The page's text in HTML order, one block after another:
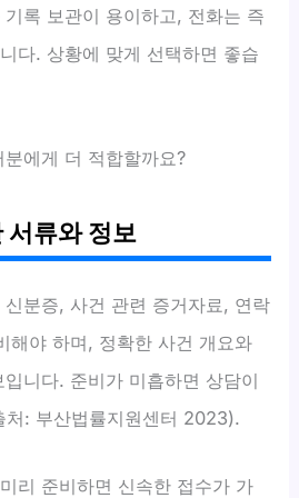
록 보관이 용이하고, 전화는 즉
다. 상황에 맞게 선택하면 좋습
에게 더 적합할까요?
서류와 정보
분증, 사건 관련 증거자료, 연락
해야 하며, 정확한 사건 개요와
니다. 준비가 미흡하면 상담이
처: 부산법률지원센터 2023).
리 준비하면 신속한 접수가 가